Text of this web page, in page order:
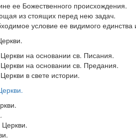
ее Божественного происхождения.
из стоящих перед нею задач.
условие ее видимого
на основании св. Писания.
на основании св. Предания.
в свете истории.